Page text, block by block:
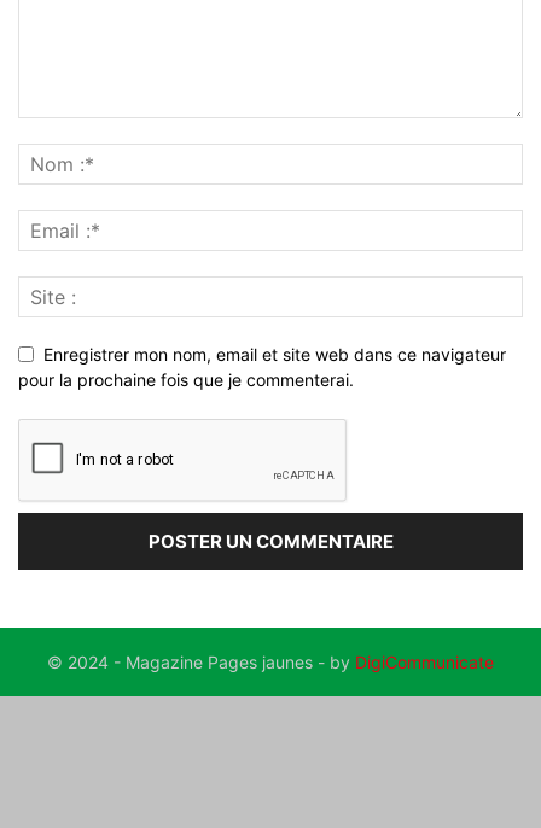
Enregistrer mon nom, email et site web dans ce navigateur
pour la prochaine fois que je commenterai.
© 2024 - Magazine Pages jaunes - by DigiCommunicate